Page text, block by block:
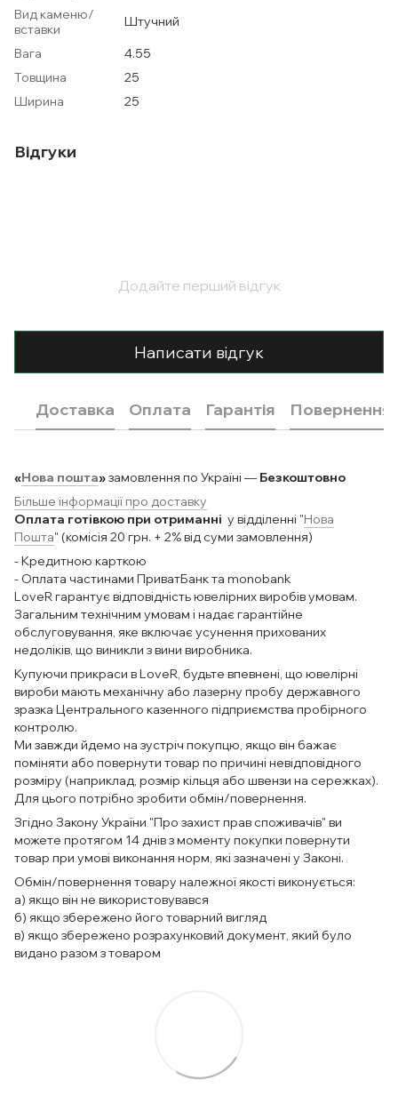
Вид каменю/
вставки
Штучний
Вага
4.55
Товщина
25
Ширина
25
Відгуки
Додайте перший відгук
Написати відгук
Доставка Оплата Гарантія Повернення
«Нова пошта»замовлення по Україні — Безкоштовно
Більше інформації про доставку
Оплата готівкою при отриманні у відділенні "Нова
Пошта" (комісія 20 грн. + 2% від суми замовлення)
- Кредитною карткою
- Оплата частинами ПриватБанк та monobank
LoveR гарантує відповідність ювелірних виробів умовам.
Загальним технічним умовам і надає гарантійне
обслуговування, яке включає усунення прихованих
недоліків, що виникли з вини виробника.
Купуючи прикраси в LoveR, будьте впевнені, що ювелірні
вироби мають механічну або лазерну пробу державного
зразка Центрального казенного підприємства пробірного
контролю.
Ми завжди йдемо на зустріч покупцю, якщо він бажає
поміняти або повернути товар по причині невідповідного
розміру (наприклад, розмір кільця або швензи на сережках).
Для цього потрібно зробити обмін/повернення.
Згідно Закону України "Про захист прав споживачів" ви
можете протягом 14 днів з моменту покупки повернути
товар при умові виконання норм, які зазначені у Законі.
Обмін/повернення товару належної якості виконується:
а) якщо він не використовувався
б) якщо збережено його товарний вигляд
в) якщо збережено розрахунковий документ, який було
видано разом з товаром